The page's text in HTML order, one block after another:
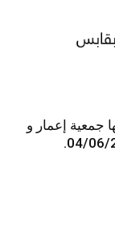
جمعية إعمار و